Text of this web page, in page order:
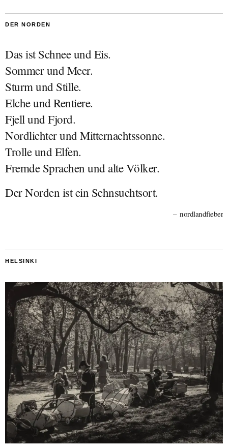
DER NORDEN
Das ist Schnee und Eis.
Sommer und Meer.
Sturm und Stille.
Elche und Rentiere.
Fjell und Fjord.
Nordlichter und Mitternachtssonne.
Trolle und Elfen.
Fremde Sprachen und alte Völker.
Der Norden ist ein Sehnsuchtsort.
nordlandfieber
HELSINKI